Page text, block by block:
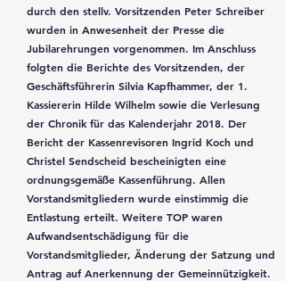
durch den stellv. Vorsitzenden Peter Schreiber
wurden in Anwesenheit der Presse die
Jubilarehrungen vorgenommen. Im Anschluss
folgten die Berichte des Vorsitzenden, der
Geschäftsführerin Silvia Kapfhammer, der 1.
Kassiererin Hilde Wilhelm sowie die Verlesung
der Chronik für das Kalenderjahr 2018. Der
Bericht der Kassenrevisoren Ingrid Koch und
Christel Sendscheid bescheinigten eine
ordnungsgemäße Kassenführung. Allen
Vorstandsmitgliedern wurde einstimmig die
Entlastung erteilt. Weitere TOP waren
Aufwandsentschädigung für die
Vorstandsmitglieder, Änderung der Satzung und
Antrag auf Anerkennung der Gemeinnützigkeit.